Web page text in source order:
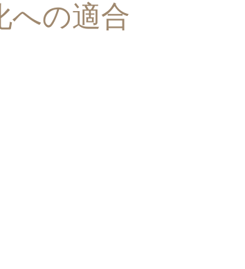
への適合